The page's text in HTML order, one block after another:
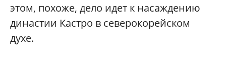
этом, похоже, дело идет к насаждению
династии Кастро в северокорейском
духе.